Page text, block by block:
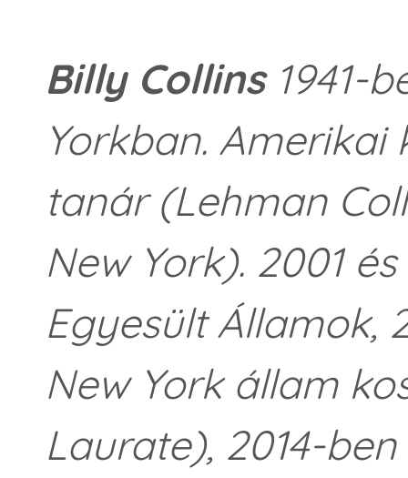
Billy Collins1941-
Yorkban.
tanár (Lehman
New York). 2001
Egyesült Államok,
New York állam
Laurate), 2014-